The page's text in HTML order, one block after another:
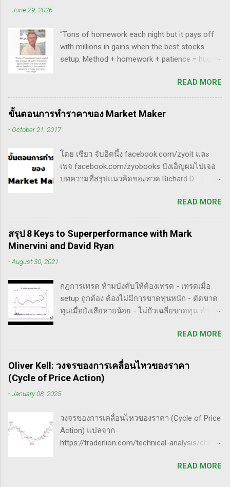
นี้นะ...
เมื่อเอามาใช้ร่วมกับวอลุ่ม ในคลิปนี้เธอจัดเต็ม
เรื่องของ gap ซึ่งถือว่าครบเครื่องเอามากๆ ทฤษฎี
gap ที่เกี่ยวข้องกับเวฟ มีดังนี้ Common gap ใน
มือที่หวงของ เพราะเขาจะตบขึ้น/ลงเพื่อให้เม่า
คายหุ้นคืน ยิ่งมีเยอะยิ่งน่าสนใจ gap ประเภทนี้มัก
จะมีการลงมาปิดในเวลาอีกไม่นาน เพราะราคายัง
ประเภท double three Breakaway gap เป็นการ
กระโดดข้ามเวฟสอง...
-June 29, 2026
“Tons of homework each night but it pays off
with millions in gains when the best stocks
setup. Method + homework + patience = huge
“การทำการบ้านอย่างหนักทุกคืน จะให้ผล
ตอบแทนเป็นผลกำไรมหาศาลเป็นล้านๆ เมื่อรวม
วิธีการที่พิสูจน์ได้ การบ้าน และความอดทนเข้า
เป็นการติดตามข่าวสาร การวิเคราะห์ทางเทคนิค
หรือปัจจัยพื้นฐาน การสแกนหุ้นที่มีศักยภาพเป็นผู้
ชนะในอนาคต การลงรายละเอียดในการวิเคราะห์
จังหวะที่เหมาะสมในการเข้าเทรด . - วิธีการที่
พิสูจน์แล้วว่าทำเงินได้จริงและทำซ้ำได้ตลอด
(Method): การมีระบบหรือกลยุทธ์ที่ชัดเจนในการ
เทรดเป็นสิ่งสำคัญ เพราะจะช่วยให้คุณไม่หลงลืม
(Patience): การรอคอยและไม่รีบร้อนถือเป็น
คุณสมบัติที่สำคัญในนักเทรด ความอดทนช่วยให้
คุณสามารถทนต่อความผันผวนของตลาดและรอ
คอยจังหวะที่ดี...
READ MORE
ขั้นตอนการทำราคาของ Market Maker
-October 21, 2017
โดย เซียว จับอิดนึ้ง facebook.com/zyoit และ
เพจ facebook.com/zyobooks บังเอิญผมไปเจอ
บทความที่สรุปแนวคิดของทวด Richard D.
เอง, ก็เลยอดตื่นใจไม่ได้กับข้อมูลที่เขาเขียนถึง "
How Manipulators Operate " ซึีงผมตีความว่ามัน
น่าเป็น " ขั้นตอนการทำราคาของ Market Maker "
พอได้สแกนคร่าวๆแล้วก็รู้สึกว่าน่าสนใจ เลย
พยายามแปลให้ตัวเองรู้เรื่อง แม้ว่าภาษาของแกจะ
อาจจะไม่เป๊ะตามใจความที่เขาพยายามสื่อ แต่ก็
น่าจะพอเห็นภาพได้ในระดับหนึ่งครับ ใครที่ภาษา
อังกฤษคล่องๆ ก็ไปอ่านต้นฉบับได้ที่ลิ้งค์นี้นะ
3/01/21/book-review-of-stock-market-
technique-number-one-by-richard-d-wyckoff/
ขั้นตอนการทำราคาของ Market Maker 1) เลือก
เป้าหมาย - ทำการทดสอบอย่างต่อเนื่องเพื่อดูว่า
ตลาดที่มีความต้านทานน้อยสุด - ที่ต้องเลือกตัวที่
มีความต้าน...
READ MORE
สรุป 8 Keys to Superperformance with Mark
Minervini and David Ryan
-August 30, 2021
กฎการเทรด ห้ามบังคับให้ต้องเทรด - เทรดเมื่อ
setup ถูกต้อง ต้องไม่มีการขาดทุนหนัก - ตัดขาด
ทุนเมื่อยังเสียหายน้อย - ไม่ถัวเฉลี่ยขาดทุน ทำ
ตนเอง และต้องตั้งกฏขึ้นมา - ต้องมีวินัย ทำตาม
กฎ - ต้องอยู่ในขอบเขตความรู้/สามารถในการ
แข่งขันตน - เทรดตาม setup ที่คุ้นเคย - ห้ามถัว
เฉลี่ยขาดทุน เป้าหมายของนักเทรดมืออาชีพ -
ตัดขาดทุนให้เสียหายน้อยไว้ก่อน - กินกำไรคำ
ใหญ่(กว่าตัดขาดทุน) - ทบต้นให้ได้มากที่สุด /
50% ของทั้งหมด กุญแจ 4 ดอกเพื่อปั้นพอร์ตให้โต
ระเบิด ๑. จับจังหวะตลาด Price pattern ฐานราคา
จะเกิดซ้ำรอยเสมอ ระบุให้ได้ ซื้อให้ถูกจังหวะ ฝึก
ที่ - ทะลุขึ้นจากการบีบตัว consolidation - ทะลุขึ้น
READ MORE
Oliver Kell: วงจรของการเคลื่อนไหวของราคา
(Cycle of Price Action)
-January 08, 2025
วงจรของการเคลื่อนไหวของราคา (Cycle of Price
Action) แปลจาก
https://traderlion.com/technical-analysis/chart-
Oliver Kell เป็นนักเทรดที่ประสบความสำเร็จอย่าง
READ MORE